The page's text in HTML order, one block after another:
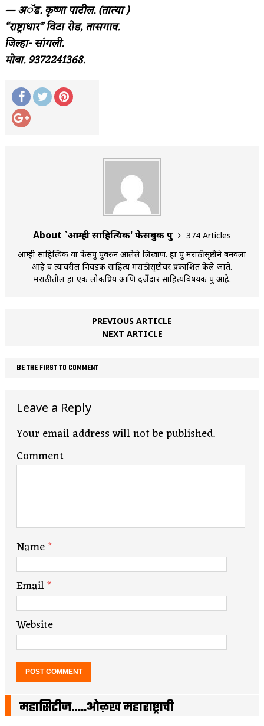
— अॅड. कृष्णा पाटील. (तात्या )
“राष्ट्राधार” विटा रोड, तासगाव.
जिल्हा- सांगली.
मोबा. 9372241368.
About `आम्ही साहित्यिक' फेसबुक ग्रुप
374 Articles
आम्ही साहित्यिक या फेसग्रुप ग्रुपवरुन आलेले लिखाण. हा ग्रुप मराठीसृष्टीने बनवला
आहे व त्यावरील निवडक साहित्य मराठीसृष्टीवर प्रकाशित केले जाते.
मराठीतील हा एक लोकप्रिय आणि दर्जेदार साहित्यविषयक ग्रुप आहे.
PREVIOUS ARTICLE
NEXT ARTICLE
BE THE FIRST TO COMMENT
Leave a Reply
Your email address will not be published.
Comment
Name*
Email*
Website
महासिटीज…..ओळख महाराष्ट्राची